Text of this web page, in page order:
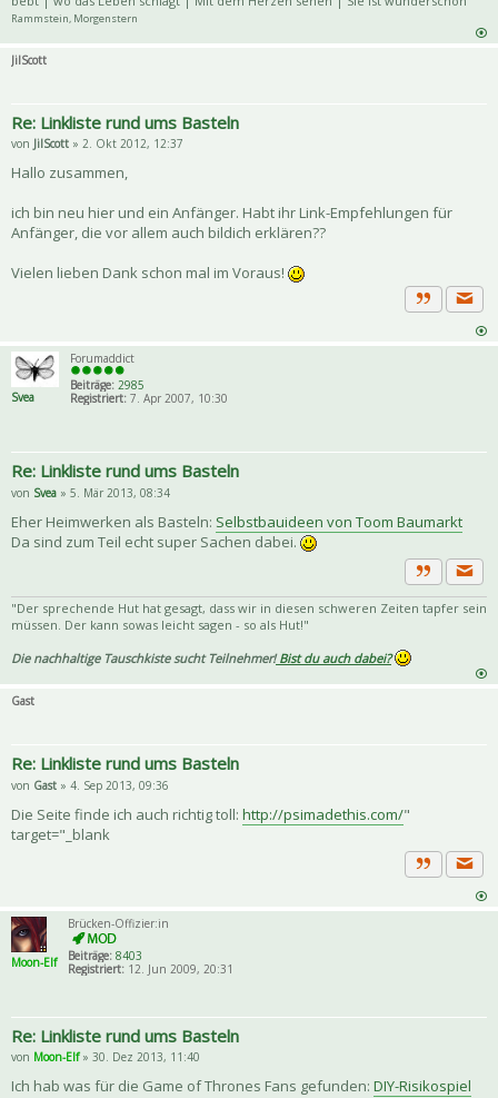
Rammstein, Morgenstern
JilScott
Re: Linkliste rund ums Basteln
von JilScott » 2. Okt 2012, 12:37
Hallo zusammen,
ich bin neu hier und ein Anfänger. Habt ihr Link-Empfehlungen für
Anfänger, die vor allem auch bildich erklären??
Vielen lieben Dank schon mal im Voraus!
Zitat
Svea
Forumaddict
Beiträge: 2985
Registriert:7. Apr 2007, 10:30
Re: Linkliste rund ums Basteln
von Svea » 5. Mär 2013, 08:34
Eher Heimwerken als Basteln: Selbstbauideen von Toom Baumarkt
Da sind zum Teil echt super Sachen dabei.
Zitat
"Der sprechende Hut hat gesagt, dass wir in diesen schweren Zeiten tapfer sein
müssen. Der kann sowas leicht sagen - so als Hut!"
Die nachhaltige Tauschkiste sucht Teilnehmer!Bist du auch dabei?
Gast
Re: Linkliste rund ums Basteln
von Gast » 4. Sep 2013, 09:36
Die Seite finde ich auch richtig toll: http://psimadethis.com/"
target="_blank
Zitat
Moon-Elf
Brücken-Offizier:in
Beiträge: 8403
Registriert: 12. Jun 2009, 20:31
Re: Linkliste rund ums Basteln
von Moon-Elf» 30. Dez 2013, 11:40
Ich hab was für die Game of Thrones Fans gefunden: DIY-Risikospiel